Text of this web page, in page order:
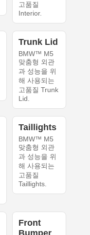
고품질
Interior.
Trunk Lid
BMW™ M5
맞춤형 외관
과 성능을 위
해 사용되는
고품질 Trunk
Lid.
Taillights
BMW™ M5
맞춤형 외관
과 성능을 위
해 사용되는
고품질
Taillights.
Front